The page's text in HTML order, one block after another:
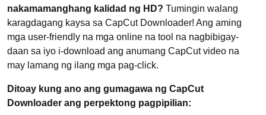
nakamamanghang kalidad ng HD? Tumingin walang
karagdagang kaysa sa CapCut Downloader! Ang aming
mga user-friendly na mga online na tool na nagbibigay-
daan sa iyo i-download ang anumang CapCut video na
may lamang ng ilang mga pag-click.
Ditoay kung ano ang gumagawa ng CapCut
Downloader ang perpektong pagpipilian: